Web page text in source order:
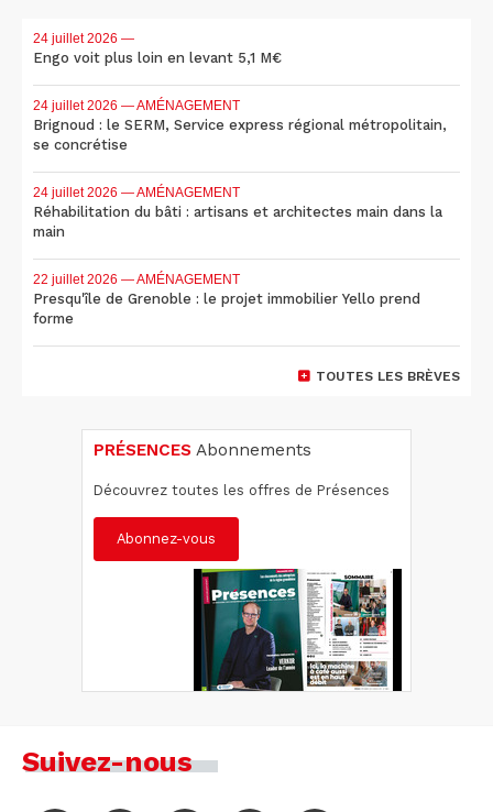
24 juillet 2026 —
Engo voit plus loin en levant 5,1 M€
24 juillet 2026 — AMÉNAGEMENT
Brignoud : le SERM, Service express régional métropolitain,
se concrétise
24 juillet 2026 — AMÉNAGEMENT
Réhabilitation du bâti : artisans et architectes main dans la
main
22 juillet 2026 — AMÉNAGEMENT
Presqu'île de Grenoble : le projet immobilier Yello prend
forme
TOUTES LES BRÈVES
PRÉSENCES Abonnements
Découvrez toutes les offres de Présences
Abonnez-vous
Suivez-nous